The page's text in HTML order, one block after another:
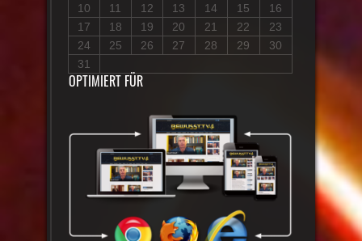
10
11 12 13 14 15
16
17
18 19 20 21 22
23
24
25 26 27 28 29
30
31
OPTIMIERT FÜR